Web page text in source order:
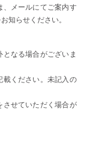
、メールにてご案内す
知らせください。
なる場合がございま
ください。未記入の
させていただく場合が